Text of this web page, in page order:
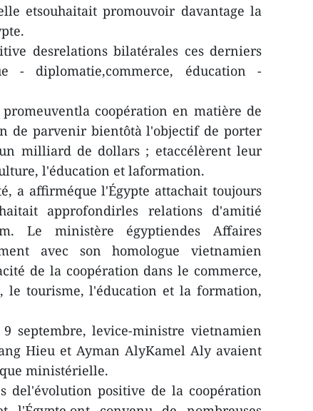
etsouhaitait promouvoir davantage la
desrelations bilatérales ces derniers
- diplomatie,commerce, éducation -
coopération en matière de
de parvenir bientôtà l'objectif de porter
milliard de dollars ; etaccélèrent leur
l'éducation et laformation.
a affirméque l'Égypte attachait toujours
approfondirles relations d'amitié
Le ministère égyptiendes Affaires
avec son homologue vietnamien
de la coopération dans le commerce,
le tourisme, l'éducation et la formation,
septembre, levice-ministre vietnamien
Hieu et Ayman AlyKamel Aly avaient
ministérielle.
del'évolution positive de la coopération